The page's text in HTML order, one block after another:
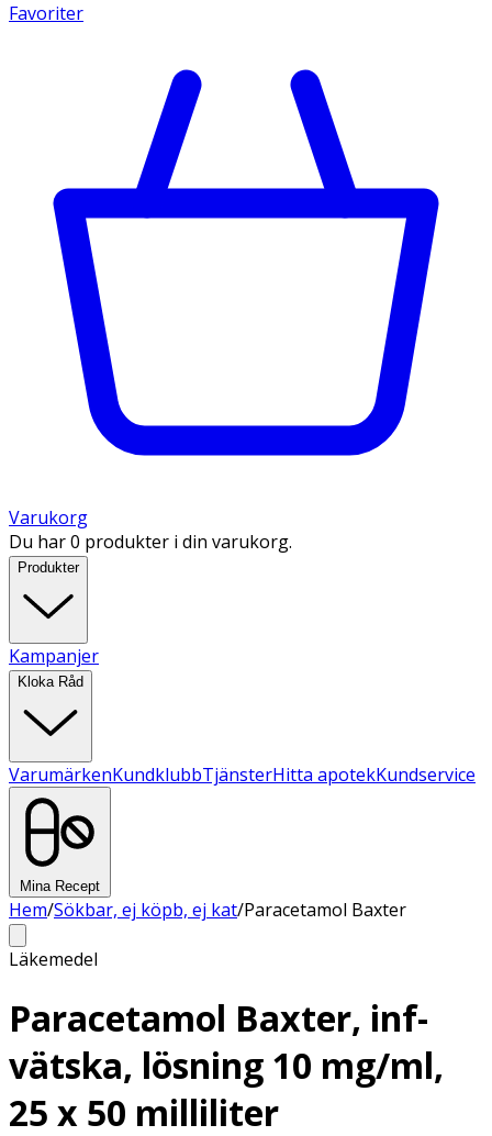
Favoriter
Varukorg
Du har 0 produkter i din varukorg.
Produkter
Kampanjer
Kloka Råd
VarumärkenKundklubbTjänsterHitta apotekKundservice
Mina Recept
Hem/Sökbar, ej köpb, ej kat/Paracetamol Baxter
Läkemedel
Paracetamol Baxter, inf-
vätska, lösning 10 mg/ml,
25 x 50 milliliter